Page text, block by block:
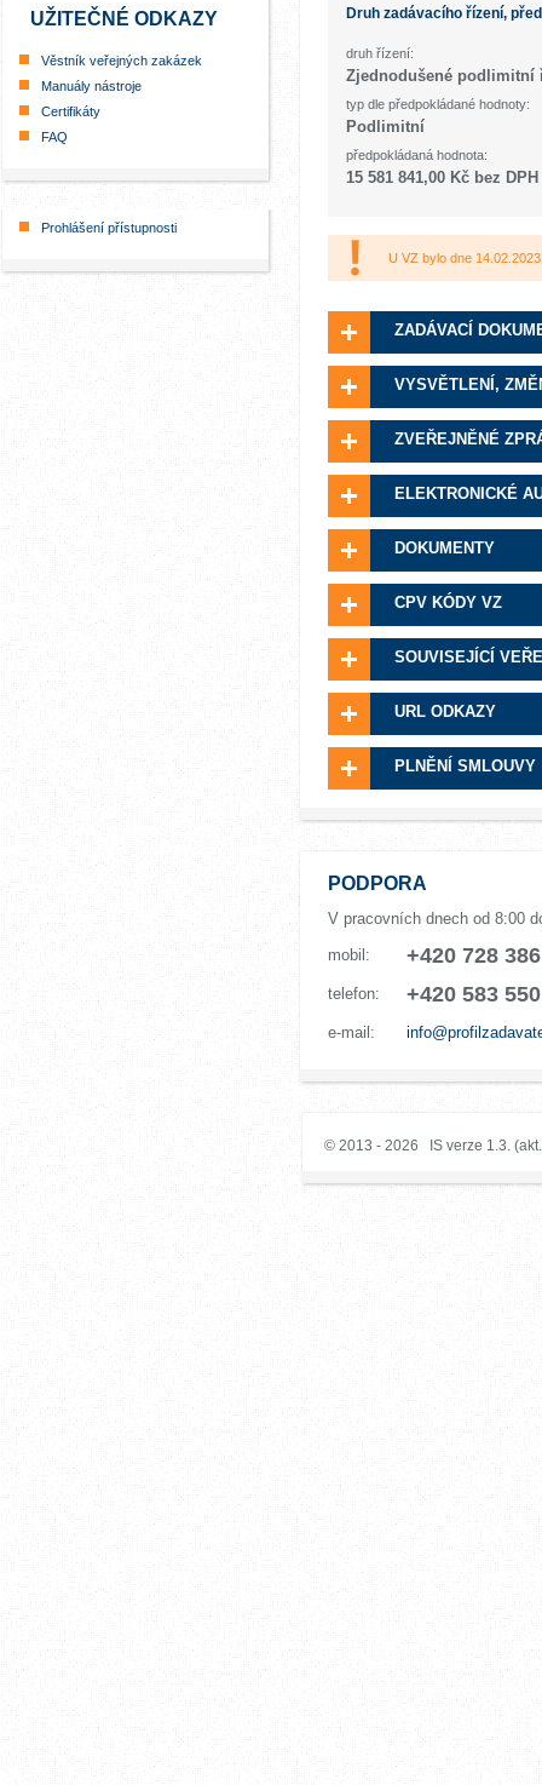
UŽITEČNÉ ODKAZY
Věstník veřejných zakázek
Manuály nástroje
Certifikáty
FAQ
Prohlášení přístupnosti
Druh zadávacího řízení,
druh řízení:
Zjednodušené podlimitní
typ dle předpokládané hodnoty:
Podlimitní
předpokládaná hodnota:
15 581 841,00 Kč bez DPH
U VZ bylo dne
ZADÁVACÍ
VYSVĚTLENÍ,
ZVEŘEJNĚNÉ
ELEKTRONICKÉ
DOKUMENTY
CPV KÓDY VZ
SOUVISEJÍCÍ
URL ODKAZY
PLNĚNÍ SMLOUVY
PODPORA
V pracovních dnech od 8:00
mobil:
+420 728
telefon: +420 583
e-mail:
© 2013 - 2026 IS verze 1.3.